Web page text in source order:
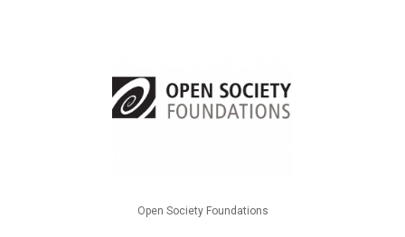
Open Society Foundations